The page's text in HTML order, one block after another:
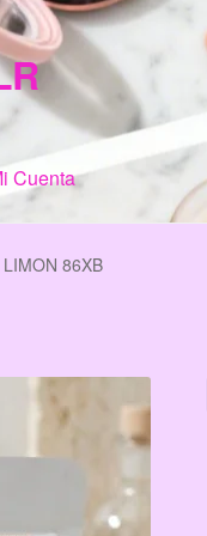
Cuenta
de Compra
86XB